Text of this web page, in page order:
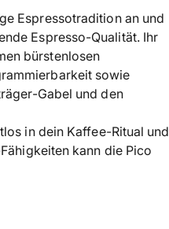
Espressotradition an und
Espresso-Qualität. Ihr
bürstenlosen
sowie
Gabel und den
in dein Kaffee-Ritual und
kann die Pico